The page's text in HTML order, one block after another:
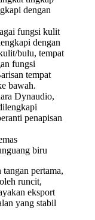
dengan
fungsi kulit
dengan
bulu, tempat
fungsi
tempat
bawah.
Dynaudio,
penapisan
biru
pertama,
runcit,
eksport
yang stabil